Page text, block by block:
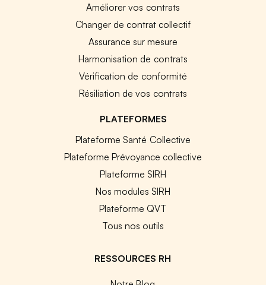
Améliorer vos contrats
Changer de contrat collectif
Assurance sur mesure
Harmonisation de contrats
Vérification de conformité
Résiliation de vos contrats
PLATEFORMES
Plateforme Santé Collective
Plateforme Prévoyance collective
Plateforme SIRH
Nos modules SIRH
Plateforme QVT
Tous nos outils
RESSOURCES RH